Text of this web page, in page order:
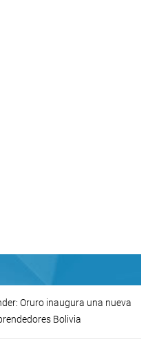
Oruro inaugura una nueva
Bolivia